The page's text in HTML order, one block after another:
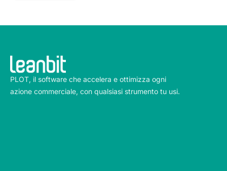
PLOT, il software che accelera e ottimizza ogni
azione commerciale, con qualsiasi strumento tu usi.